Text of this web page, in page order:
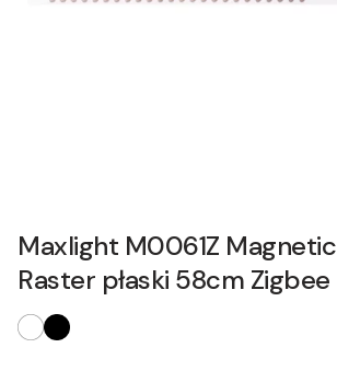
Maxlight M0061Z Magnetic
Raster płaski 58cm Zigbee